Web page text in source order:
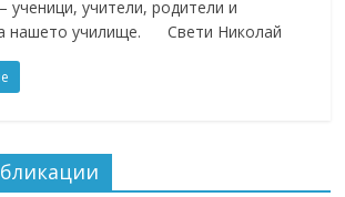
ученици, учители, родители и
нашето училище. Свети Николай